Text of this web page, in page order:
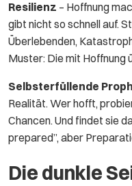
Resilienz – Hoffnung
gibt nicht so schnell auf.
Überlebenden,
Muster: Die mit Hoffnung
Selbsterfüllende
Realität. Wer hofft,
Chancen. Und findet sie
prepared”, aber
Die dunkle